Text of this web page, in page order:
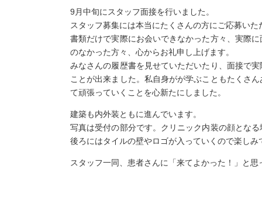
9月中旬にスタッフ面接を行いました。
スタッフ募集には本当にたくさんの方にご応募いた
書類だけで実際にお会いできなかった方々、実際
のなかった方々、心からお礼申し上げます。
みなさんの履歴書を見せていただいたり、面接で
ことが出来ました。私自身がが学ぶこともたくさ
て頑張っていくことを心新たにしました。
建築も内外装ともに進んでいます。
写真は受付の部分です。クリニック内装の顔とな
後ろにはタイルの壁やロゴが入っていくので楽しみ
スタッフ一同、患者さんに「来てよかった！」と